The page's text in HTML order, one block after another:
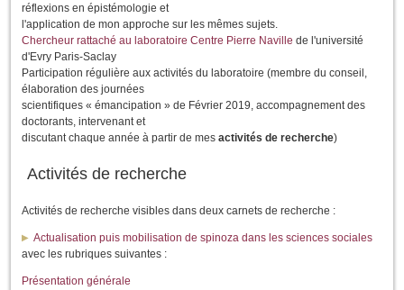
réflexions en épistémologie et
l'application de mon approche sur les mêmes sujets.
Chercheur rattaché au laboratoire Centre Pierre Naville de l'université
d'Evry Paris-Saclay
Participation régulière aux activités du laboratoire (membre du conseil,
élaboration des journées
scientifiques « émancipation » de Février 2019, accompagnement des
doctorants, intervenant et
discutant chaque année à partir de mes activités de recherche)
Activités de recherche
Activités de recherche visibles dans deux carnets de recherche :
Actualisation puis mobilisation de spinoza dans les sciences sociales
avec les rubriques suivantes :
Présentation générale